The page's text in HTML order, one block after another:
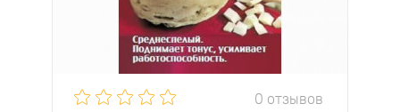
0 отзывов